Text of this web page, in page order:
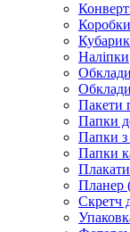
Наліпки
Пакети
Папки
Папки з
Папки
Плакати
Планер
Скретч